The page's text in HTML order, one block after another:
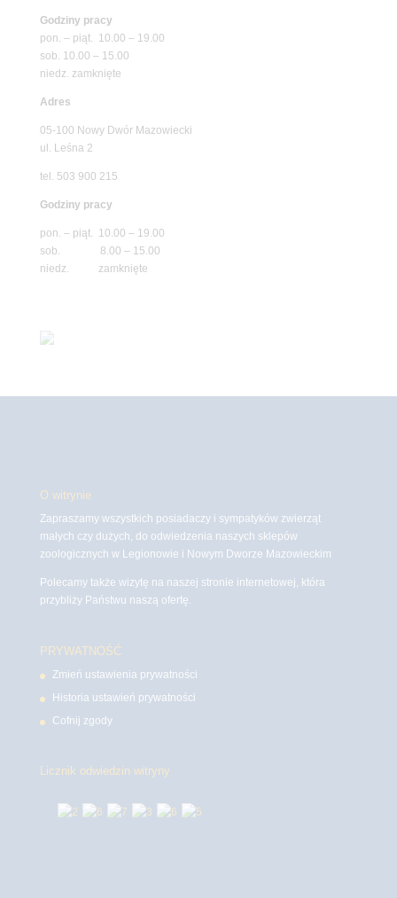
Godziny pracy
pon. – piąt. 10.00 – 19.00
sob. 10.00 – 15.00
niedz. zamknięte
Adres
05-100 Nowy Dwór Mazowiecki
ul. Leśna 2
tel. 503 900 215
Godziny pracy
pon. – piąt. 10.00 – 19.00
sob. 8.00 – 15.00
niedz. zamknięte
O witrynie
Zapraszamy wszystkich posiadaczy i sympatyków zwierząt
małych czy dużych, do odwiedzenia naszych sklepów
zoologicznych w Legionowie i Nowym Dworze Mazowieckim
Polecamy także wizytę na naszej stronie internetowej, która
przybliży Państwu naszą ofertę.
PRYWATNOŚĆ
Zmień ustawienia prywatności
Historia ustawień prywatności
Cofnij zgody
Licznik odwiedzin witryny